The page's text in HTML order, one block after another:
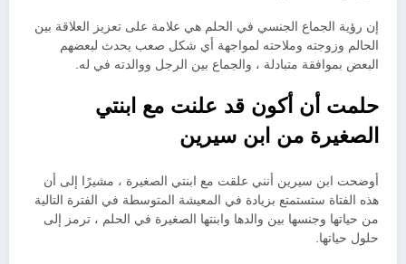
إن رؤية الجماع الجنسي في الحلم هي علامة على تعزيز العلاقة بين
الحالم وزوجته وملاحته لمواجهة أي شكل صعب يحدث لبعضهم
البعض بموافقة متبادلة ، والجماع بين الرجل ووالدته في له.
حلمت أن أكون قد علنت مع ابنتي
الصغيرة من ابن سيرين
أوضحت ابن سيرين أنني علقت مع ابنتي الصغيرة ، مشيرًا إلى أن
هذه الفتاة ستستمتع بزيادة في المعيشة المتوسطة في الفترة التالية
من حياتها وجنسها بين والدها وابنتها الصغيرة في الحلم ، ترمز إلى
حلول حياتها.